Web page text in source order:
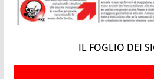
IL FOGLIO DEI